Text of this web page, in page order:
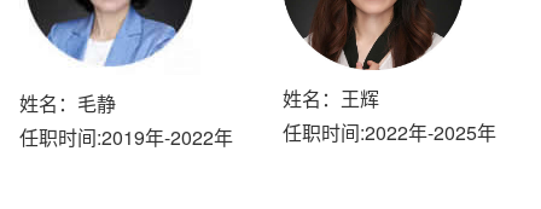
姓名：毛静
任职时间:2019年-2022年
姓名：王辉
任职时间:2022年-2025年